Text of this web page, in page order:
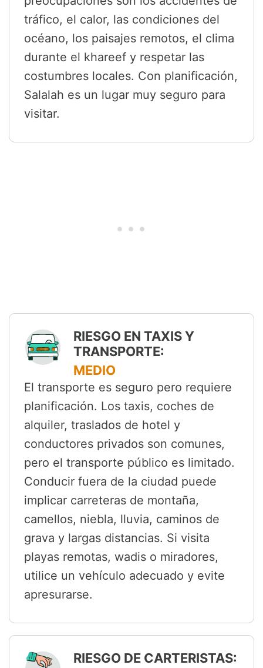
tráfico, el calor, las condiciones del
océano, los paisajes remotos, el clima
durante el khareef y respetar las
costumbres locales. Con planificación,
Salalah es un lugar muy seguro para
visitar.
RIESGO EN TAXIS Y
TRANSPORTE:
MEDIO
El transporte es seguro pero requiere
planificación. Los taxis, coches de
alquiler, traslados de hotel y
conductores privados son comunes,
pero el transporte público es limitado.
Conducir fuera de la ciudad puede
implicar carreteras de montaña,
camellos, niebla, lluvia, caminos de
grava y largas distancias. Si visita
playas remotas, wadis o miradores,
utilice un vehículo adecuado y evite
apresurarse.
RIESGO DE CARTERISTAS: